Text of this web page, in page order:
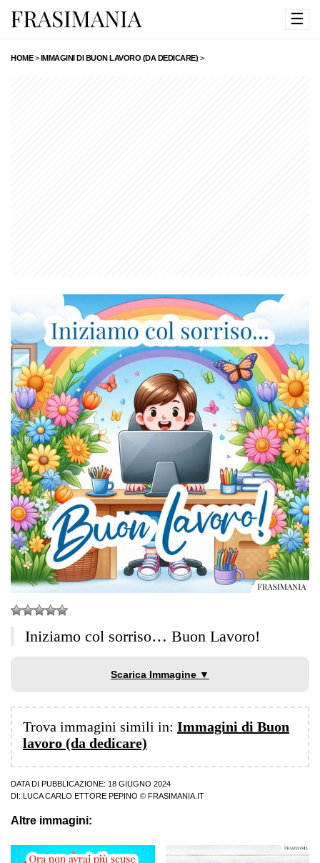
☰
HOME>IMMAGINI DI BUON LAVORO (DA DEDICARE) >
Iniziamo col sorriso… Buon Lavoro!
Scarica Immagine ▼
Trova immagini simili in: Immagini di Buon
lavoro (da dedicare)
DATA DI PUBBLICAZIONE: 18 GIUGNO 2024
DI:
LUCA CARLO ETTORE PEPINO © FRASIMANIA.IT
Altre immagini: